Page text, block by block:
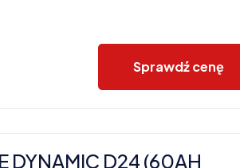
Sprawdź cenę
DYNAMIC D24 (60AH